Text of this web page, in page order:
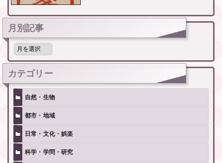
月別記事
月
記
事
カテゴリー
自然・生物
都市・地域
日常・文化・娯楽
科学・学問・研究